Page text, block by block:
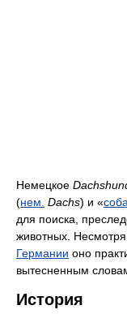
Немецкое
(нем. Dachs) и «
для поиска,
животных.
Германии оно
вытесненным
История